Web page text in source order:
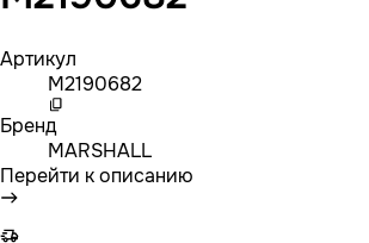
Артикул
M2190682
Бренд
MARSHALL
Перейти к описанию